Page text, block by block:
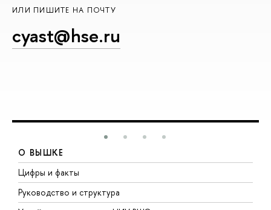
ИЛИ ПИШИТЕ НА ПОЧТУ
cyast@hse.ru
О ВЫШКЕ
Цифры и факты
Руководство и структура